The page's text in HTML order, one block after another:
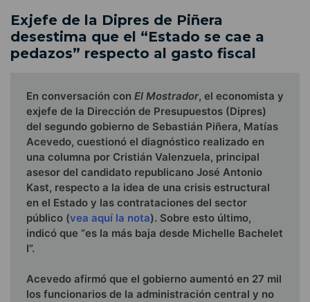
Exjefe de la Dipres de Piñera
desestima que el “Estado se cae a
pedazos” respecto al gasto fiscal
En conversación con El Mostrador, el economista y
exjefe de la Dirección de Presupuestos (Dipres)
del segundo gobierno de Sebastián Piñera, Matías
Acevedo, cuestionó el diagnóstico realizado en
una columna por Cristián Valenzuela, principal
asesor del candidato republicano José Antonio
Kast, respecto a la idea de una crisis estructural
en el Estado y las contrataciones del sector
público (vea aquí la nota). Sobre esto último,
indicó que “es la más baja desde Michelle Bachelet
I”.
Acevedo afirmó que el gobierno aumentó en 27 mil
los funcionarios de la administración central y no